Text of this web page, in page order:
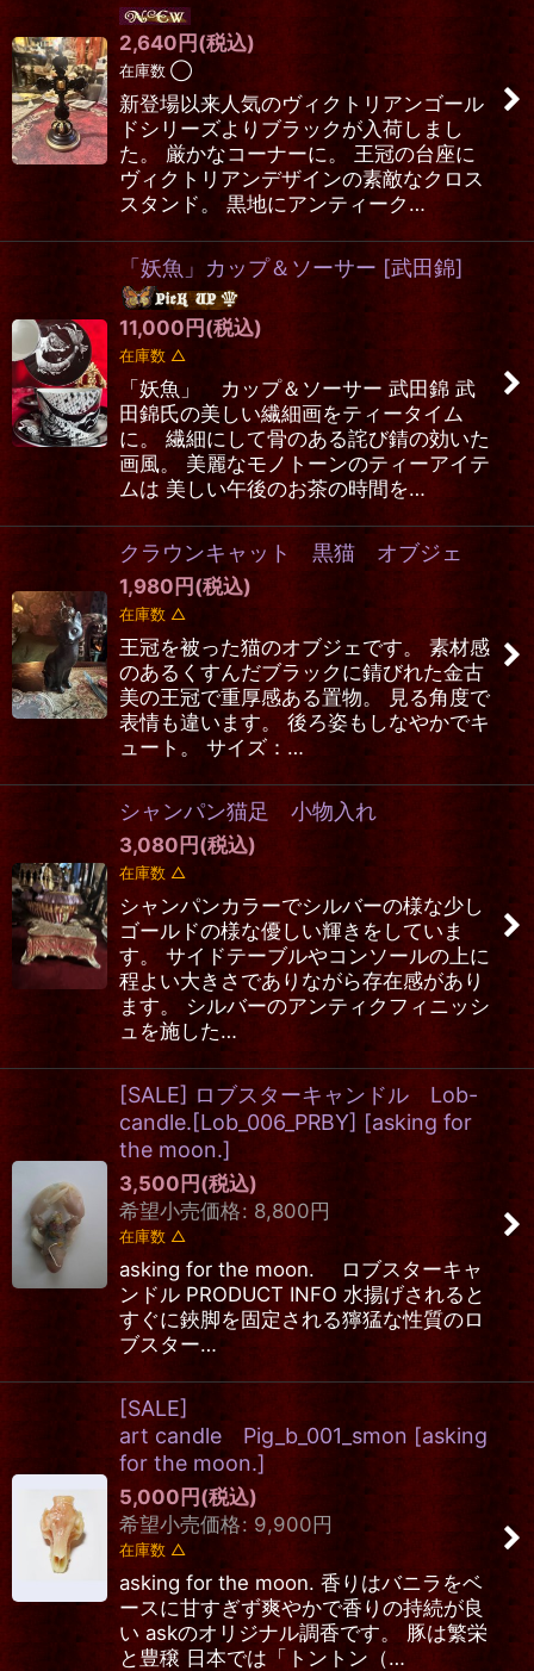
絞り込む
2,640円(税込)
在庫数 ◯
新登場以来人気のヴィクトリアンゴール
ドシリーズよりブラックが入荷しまし
た。 厳かなコーナーに。 王冠の台座に
ヴィクトリアンデザインの素敵なクロス
スタンド。 黒地にアンティーク…
「妖魚」カップ＆ソーサー [武田錦]
11,000円(税込)
在庫数 △
「妖魚」 カップ＆ソーサー 武田錦 武
田錦氏の美しい繊細画をティータイム
に。 繊細にして骨のある詫び錆の効いた
画風。 美麗なモノトーンのティーアイテ
ムは 美しい午後のお茶の時間を…
クラウンキャット 黒猫 オブジェ
1,980円(税込)
在庫数 △
王冠を被った猫のオブジェです。 素材感
のあるくすんだブラックに錆びれた金古
美の王冠で重厚感ある置物。 見る角度で
表情も違います。 後ろ姿もしなやかでキ
ュート。 サイズ：…
シャンパン猫足 小物入れ
3,080円(税込)
在庫数 △
シャンパンカラーでシルバーの様な少し
ゴールドの様な優しい輝きをしていま
す。 サイドテーブルやコンソールの上に
程よい大きさでありながら存在感があり
ます。 シルバーのアンティクフィニッシ
ュを施した…
[SALE] ロブスターキャンドル Lob-
candle.[Lob_006_PRBY] [asking for
the moon.]
3,500円(税込)
希望小売価格: 8,800円
在庫数 △
asking for the moon. ロブスターキャ
ンドル PRODUCT INFO 水揚げされると
すぐに鋏脚を固定される獰猛な性質のロ
ブスター…
[SALE]
art candle Pig_b_001_smon [asking
for the moon.]
5,000円(税込)
希望小売価格: 9,900円
在庫数 △
asking for the moon. 香りはバニラをベ
ースに甘すぎず爽やかで香りの持続が良
い askのオリジナル調香です。 豚は繁栄
と豊穣 日本では「トントン（…